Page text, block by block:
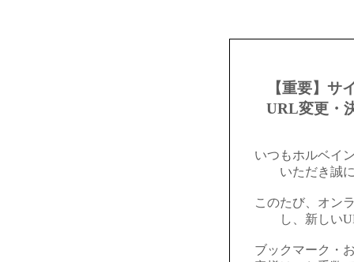
【重要】サ
URL変更・
いつもホルベイ
いただき誠
このたび、オン
し、新しい
ブックマーク・